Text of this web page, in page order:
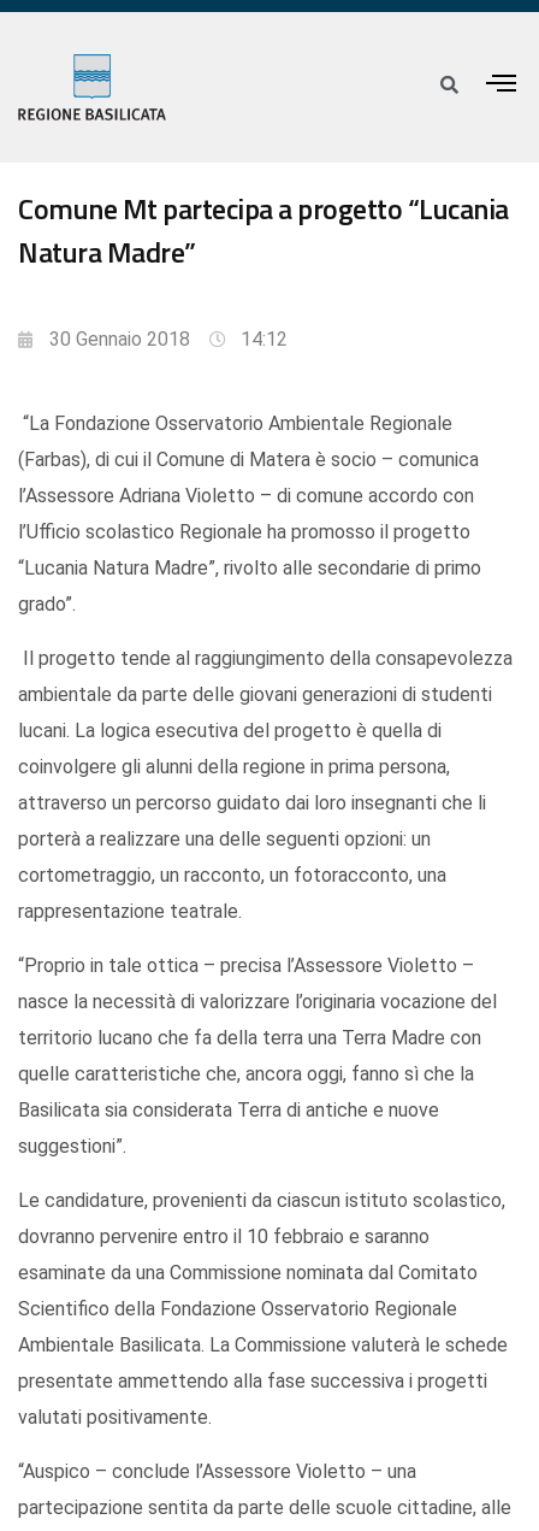
Comune Mt partecipa a progetto “Lucania
Natura Madre”
30 Gennaio 2018 14:12
“La Fondazione Osservatorio Ambientale Regionale
(Farbas), di cui il Comune di Matera è socio – comunica
l’Assessore Adriana Violetto – di comune accordo con
l’Ufficio scolastico Regionale ha promosso il progetto
“Lucania Natura Madre”, rivolto alle secondarie di primo
grado”.
Il progetto tende al raggiungimento della consapevolezza
ambientale da parte delle giovani generazioni di studenti
lucani. La logica esecutiva del progetto è quella di
coinvolgere gli alunni della regione in prima persona,
attraverso un percorso guidato dai loro insegnanti che li
porterà a realizzare una delle seguenti opzioni: un
cortometraggio, un racconto, un fotoracconto, una
rappresentazione teatrale.
“Proprio in tale ottica – precisa l’Assessore Violetto –
nasce la necessità di valorizzare l’originaria vocazione del
territorio lucano che fa della terra una Terra Madre con
quelle caratteristiche che, ancora oggi, fanno sì che la
Basilicata sia considerata Terra di antiche e nuove
suggestioni”.
Le candidature, provenienti da ciascun istituto scolastico,
dovranno pervenire entro il 10 febbraio e saranno
esaminate da una Commissione nominata dal Comitato
Scientifico della Fondazione Osservatorio Regionale
Ambientale Basilicata. La Commissione valuterà le schede
presentate ammettendo alla fase successiva i progetti
valutati positivamente.
“Auspico – conclude l’Assessore Violetto – una
partecipazione sentita da parte delle scuole cittadine, alle